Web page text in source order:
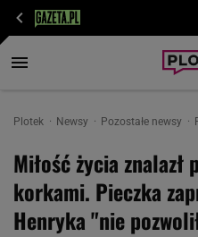
Plotek Newsy Pozostałe newsy
Miłość życia znalazł
korkami. Pieczka
Henryka "nie